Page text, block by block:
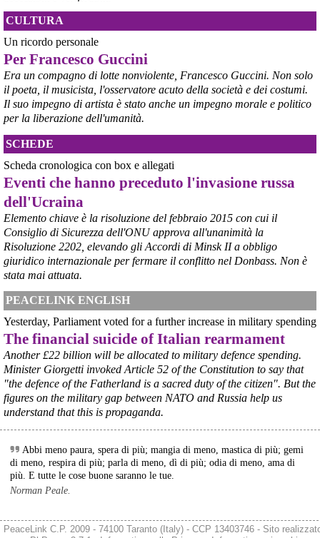
inserito nella data room della procedura di vendita. “Alla luce del
nuovo scenario – ha spiegato – Jindal ha presentato una proposta
aggiornata sull’intero perimetro aziendale che tiene conto della
chiusura dell’area a caldo e che i commissari stanno valutando”.
#ILVA #Taranto
@peacelink - 6/8/2026 21:45
borsaitaliana.it/borsa/notizie
Si sta ragionando su un piano B per Taranto dopo la chiusura
dell’area a caldo dell’ILVA?
@peacelink - 6/8/2026 21:41
cronachetarantine.it/index.php
il Governo ha manifestato l’intenzione di predisporre un
provvedimento straordinario per attenuare le conseguenze
economiche e sociali della prevista fermata dell’area a caldo e ha
chiesto alle rappresentanze del territorio di formulare proposte
concrete per definirne i contenuti. Casartigiani valuta positivamente
questa disponibilità.
#ILVA #Taranto
CULTURA
Un ricordo personale
Per Francesco Guccini
Era un compagno di lotte nonviolente, Francesco Guccini. Non solo
il poeta, il musicista, l'osservatore acuto della società e dei costumi.
Il suo impegno di artista è stato anche un impegno morale e politico
per la liberazione dell'umanità.
SCHEDE
Scheda cronologica con box e allegati
Eventi che hanno preceduto l'invasione russa
dell'Ucraina
Elemento chiave è la risoluzione del febbraio 2015 con cui il
Consiglio di Sicurezza dell'ONU approva all'unanimità la
Risoluzione 2202, elevando gli Accordi di Minsk II a obbligo
giuridico internazionale per fermare il conflitto nel Donbass. Non è
stata mai attuata.
PEACELINK ENGLISH
Yesterday, Parliament voted for a further increase in military spending
The financial suicide of Italian rearmament
Another £22 billion will be allocated to military defence spending.
Minister Giorgetti invoked Article 52 of the Constitution to say that
"the defence of the Fatherland is a sacred duty of the citizen". But the
figures on the military gap between NATO and Russia help us
understand that this is propaganda.
Abbi meno paura, spera di più; mangia di meno, mastica di più; gemi
di meno, respira di più; parla di meno, dì di più; odia di meno, ama di
più. E tutte le cose buone saranno le tue.
Norman Peale.
PeaceLink C.P. 2009 - 74100 Taranto (Italy) - CCP 13403746 - Sito